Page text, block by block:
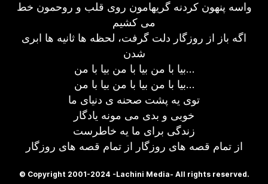
واسه پنهون کردنه گریهامون روی قلب و روحمون خط
می کشیم
اگه باز از روزگار دلت گرفت، لحظه ها ثانیه ها ابری
شدن
بیا با من بیا با من بیا با من…
بیا با من بیا با من بیا با من…
توی یه پشت صحنه ی دنیای ما
خوبی و بدی می مونه یادگار
زندگی برای ما یه خاطرست
از تمام قصه های روزگار از تمام قصه های روزگار
© Copyright 2001-2024 -Lachini Media- All rights reserved.